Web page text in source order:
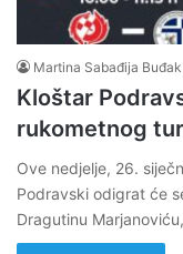
Martina Sabađija Buđak
Kloštar
rukometnog
Ove nedjelje, 26.
Podravski odigrat će
Dragutinu